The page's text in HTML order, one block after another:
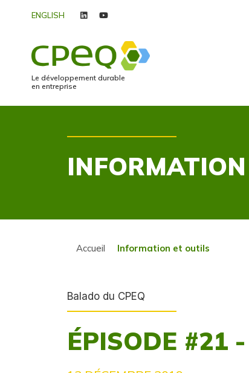
ENGLISH linkedinyoutube
Le développement durable
en entreprise
Accueil Information et outils
Balado du CPEQ
ÉPISODE #21